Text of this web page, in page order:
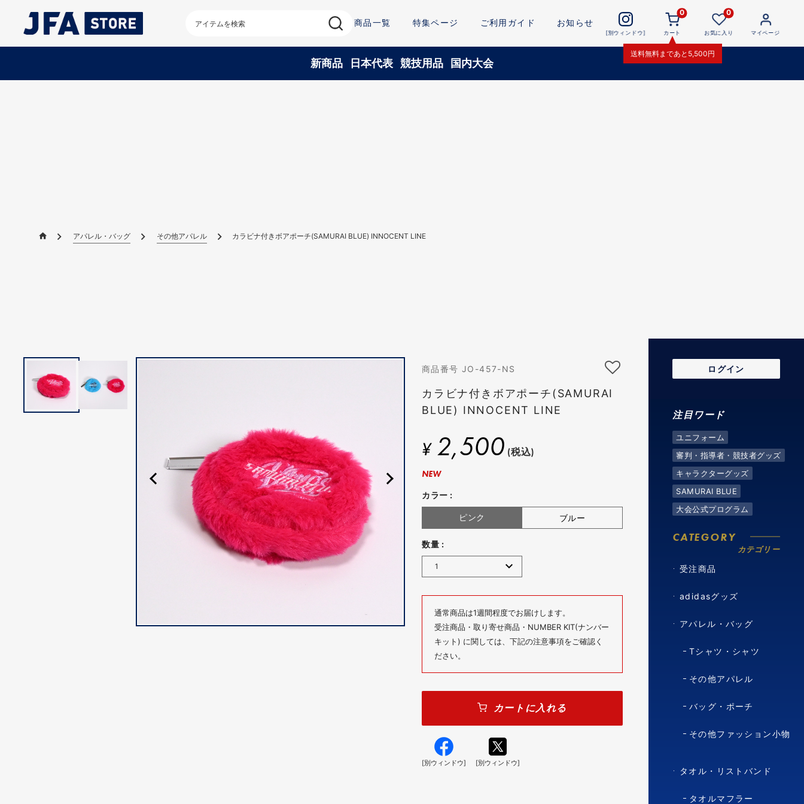
商品一覧 特集ページ ご利用ガイド お知らせ
[別ウィンドウ]
0
カート
送料無料まであと 5,500円
0
お気に入り マイページ
新商品 日本代表 競技用品 国内大会
アパレル・バッグ その他アパレル カラビナ付きボアポーチ(SAMURAI BLUE) INNOCENT LINE
商品番号 JO-457-NS
カラビナ付きボアポーチ(SAMURAI
BLUE) INNOCENT LINE
¥ 2,500 (税込)
NEW
カラー :
ピンク ブルー
数量 :
通常商品は1週間程度でお届けします。
受注商品・取り寄せ商品・NUMBER KIT(ナンバー
キット) に関しては、下記の注意事項をご確認く
ださい。
カートに入れる
[別ウィンドウ] [別ウィンドウ]
ログイン
注目ワード
ユニフォーム
審判・指導者・競技者グッズ
キャラクターグッズ
SAMURAI BLUE
大会公式プログラム
CATEGORY
カテゴリー
受注商品
adidasグッズ
アパレル・バッグ
Tシャツ・シャツ
その他アパレル
バッグ・ポーチ
その他ファッション小物
タオル・リストバンド
タオルマフラー